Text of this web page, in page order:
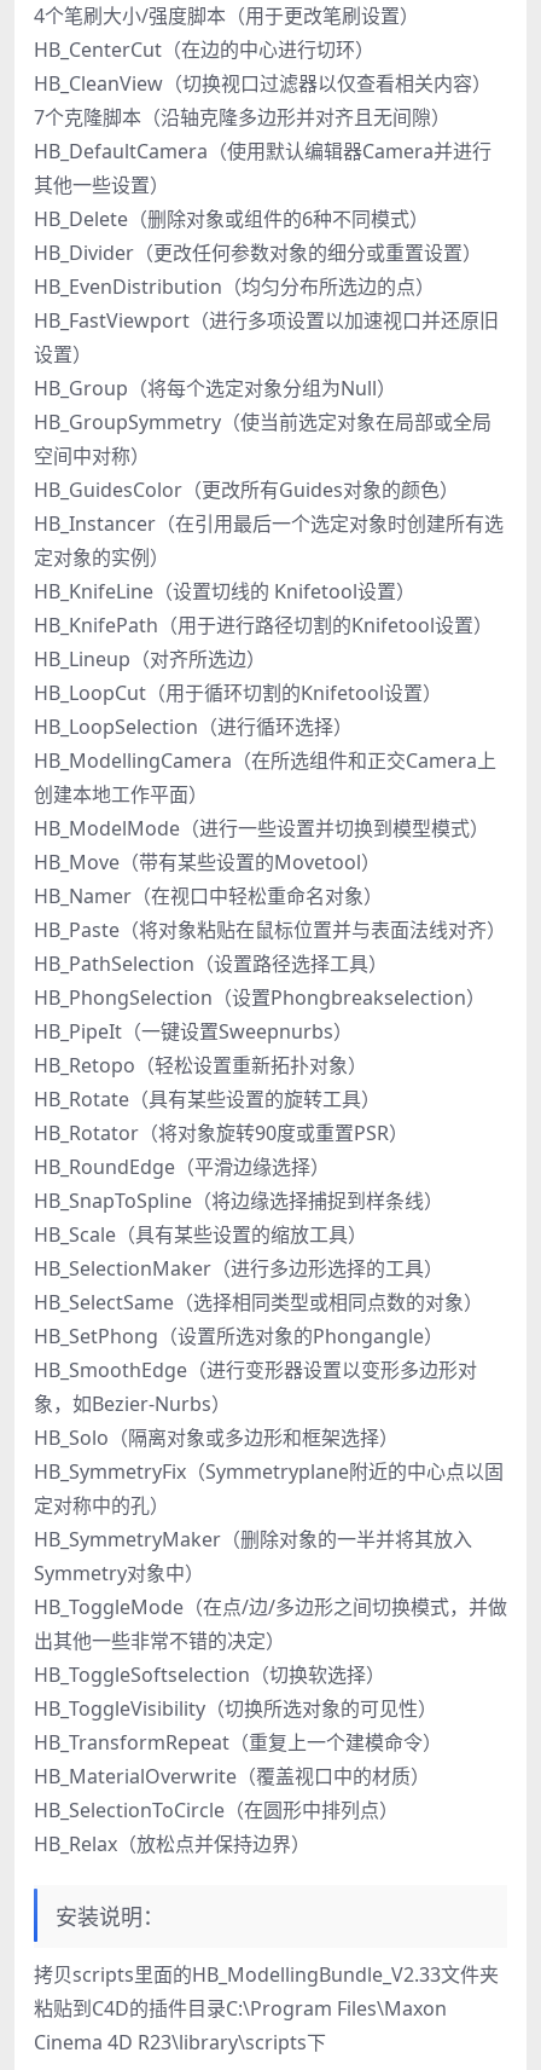
4个笔刷大小/强度脚本（用于更改笔刷设置）
HB_CenterCut（在边的中心进行切环）
HB_CleanView（切换视口过滤器以仅查看相关内容）
7个克隆脚本（沿轴克隆多边形并对齐且无间隙）
HB_DefaultCamera（使用默认编辑器Camera并进行
其他一些设置）
HB_Delete（删除对象或组件的6种不同模式）
HB_Divider（更改任何参数对象的细分或重置设置）
HB_EvenDistribution（均匀分布所选边的点）
HB_FastViewport（进行多项设置以加速视口并还原旧
设置）
HB_Group（将每个选定对象分组为Null）
HB_GroupSymmetry（使当前选定对象在局部或全局
空间中对称）
HB_GuidesColor（更改所有Guides对象的颜色）
HB_Instancer（在引用最后一个选定对象时创建所有选
定对象的实例）
HB_KnifeLine（设置切线的 Knifetool设置）
HB_KnifePath（用于进行路径切割的Knifetool设置）
HB_Lineup（对齐所选边）
HB_LoopCut（用于循环切割的Knifetool设置）
HB_LoopSelection（进行循环选择）
HB_ModellingCamera（在所选组件和正交Camera上
创建本地工作平面）
HB_ModelMode（进行一些设置并切换到模型模式）
HB_Move（带有某些设置的Movetool）
HB_Namer（在视口中轻松重命名对象）
HB_Paste（将对象粘贴在鼠标位置并与表面法线对齐）
HB_PathSelection（设置路径选择工具）
HB_PhongSelection（设置Phongbreakselection）
HB_PipeIt（一键设置Sweepnurbs）
HB_Retopo（轻松设置重新拓扑对象）
HB_Rotate（具有某些设置的旋转工具）
HB_Rotator（将对象旋转90度或重置PSR）
HB_RoundEdge（平滑边缘选择）
HB_SnapToSpline（将边缘选择捕捉到样条线）
HB_Scale（具有某些设置的缩放工具）
HB_SelectionMaker（进行多边形选择的工具）
HB_SelectSame（选择相同类型或相同点数的对象）
HB_SetPhong（设置所选对象的Phongangle）
HB_SmoothEdge（进行变形器设置以变形多边形对
象，如Bezier-Nurbs）
HB_Solo（隔离对象或多边形和框架选择）
HB_SymmetryFix（Symmetryplane附近的中心点以固
定对称中的孔）
HB_SymmetryMaker（删除对象的一半并将其放入
Symmetry对象中）
HB_ToggleMode（在点/边/多边形之间切换模式，并做
出其他一些非常不错的决定）
HB_ToggleSoftselection（切换软选择）
HB_ToggleVisibility（切换所选对象的可见性）
HB_TransformRepeat（重复上一个建模命令）
HB_MaterialOverwrite（覆盖视口中的材质）
HB_SelectionToCircle（在圆形中排列点）
HB_Relax（放松点并保持边界）
安装说明：
拷贝scripts里面的HB_ModellingBundle_V2.33文件夹
粘贴到C4D的插件目录C:\Program Files\Maxon
Cinema 4D R23\library\scripts下